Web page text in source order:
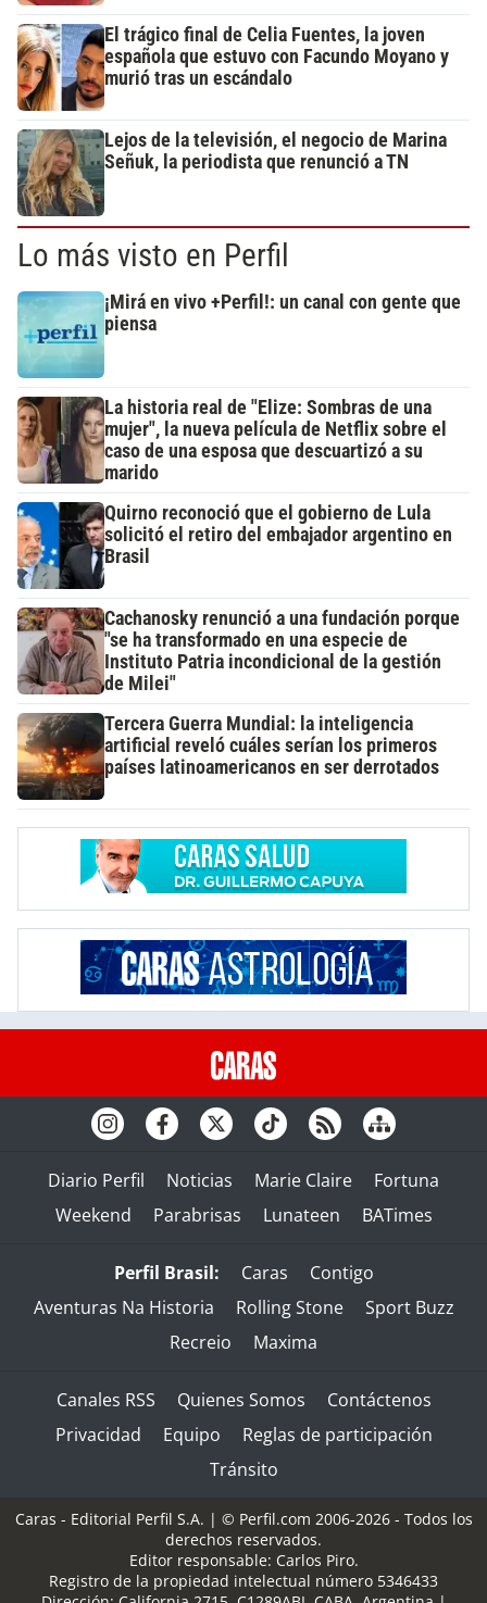
El trágico final de Celia Fuentes, la joven
española que estuvo con Facundo Moyano y
murió tras un escándalo
Lejos de la televisión, el negocio de Marina
Señuk, la periodista que renunció a TN
Lo más visto en Perfil
¡Mirá en vivo +Perfil!: un canal con gente que
piensa
La historia real de "Elize: Sombras de una
mujer", la nueva película de Netflix sobre el
caso de una esposa que descuartizó a su
marido
Quirno reconoció que el gobierno de Lula
solicitó el retiro del embajador argentino en
Brasil
Cachanosky renunció a una fundación porque
"se ha transformado en una especie de
Instituto Patria incondicional de la gestión
de Milei"
Tercera Guerra Mundial: la inteligencia
artificial reveló cuáles serían los primeros
países latinoamericanos en ser derrotados
Diario Perfil Noticias Marie Claire
Fortuna
Weekend
Parabrisas Lunateen BATimes
Perfil Brasil: Caras
Contigo
Aventuras Na Historia
Rolling Stone
Sport Buzz
Recreio
Maxima
Canales RSS Quienes Somos
Contáctenos
Privacidad
Equipo
Reglas de participación
Tránsito
Caras - Editorial Perfil S.A. | © Perfil.com 2006-2026 - Todos los
derechos reservados.
Editor responsable: Carlos Piro.
Registro de la propiedad intelectual número 5346433